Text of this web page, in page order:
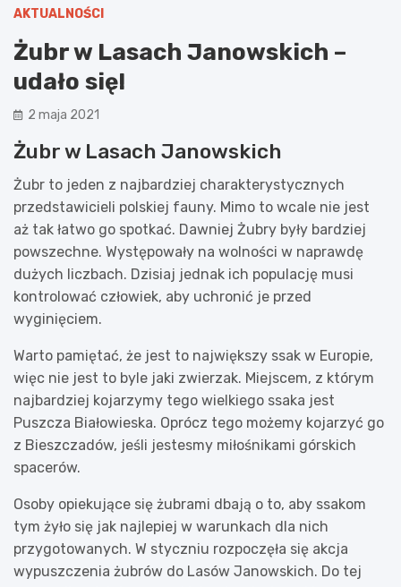
AKTUALNOŚCI
Żubr w Lasach Janowskich –
udało się!
2 maja 2021
Żubr w Lasach Janowskich
Żubr to jeden z najbardziej charakterystycznych
przedstawicieli polskiej fauny. Mimo to wcale nie jest
aż tak łatwo go spotkać. Dawniej Żubry były bardziej
powszechne. Występowały na wolności w naprawdę
dużych liczbach. Dzisiaj jednak ich populację musi
kontrolować człowiek, aby uchronić je przed
wyginięciem.
Warto pamiętać, że jest to największy ssak w Europie,
więc nie jest to byle jaki zwierzak. Miejscem, z którym
najbardziej kojarzymy tego wielkiego ssaka jest
Puszcza Białowieska. Oprócz tego możemy kojarzyć go
z Bieszczadów, jeśli jestesmy miłośnikami górskich
spacerów.
Osoby opiekujące się żubrami dbają o to, aby ssakom
tym żyło się jak najlepiej w warunkach dla nich
przygotowanych. W styczniu rozpoczęła się akcja
wypuszczenia żubrów do Lasów Janowskich. Do tej